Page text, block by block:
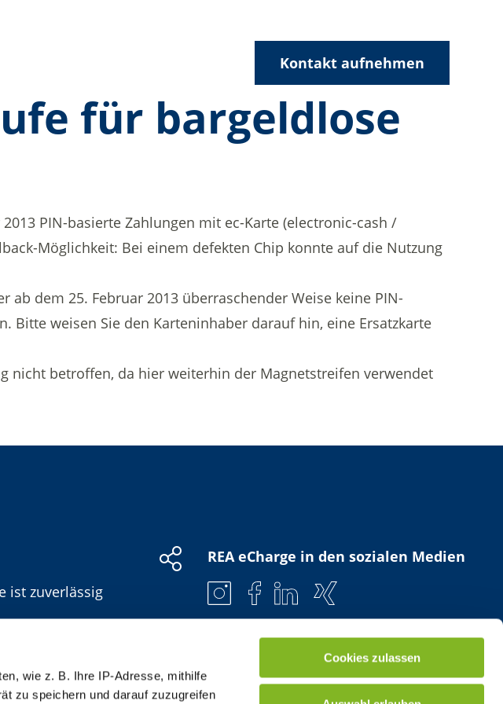
wie z. B. Ihre IP-Adresse, mithilfe
zu speichern und darauf zuzugreifen
Cookies zulassen
Kontakt aufnehmen
für bargeldlose
PIN-basierte Zahlungen mit ec-Karte (electronic-cash /
Möglichkeit: Bei einem defekten Chip konnte auf die Nutzung
dem 25. Februar 2013 überraschender Weise keine PIN-
Bitte weisen Sie den Karteninhaber darauf hin, eine Ersatzkarte
nicht betroffen, da hier weiterhin der Magnetstreifen verwendet
ist zuverlässig
REA eCharge in den sozialen Medien